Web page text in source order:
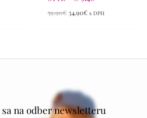
59.90€ 34.90€ s DPH
na odber newsletteru